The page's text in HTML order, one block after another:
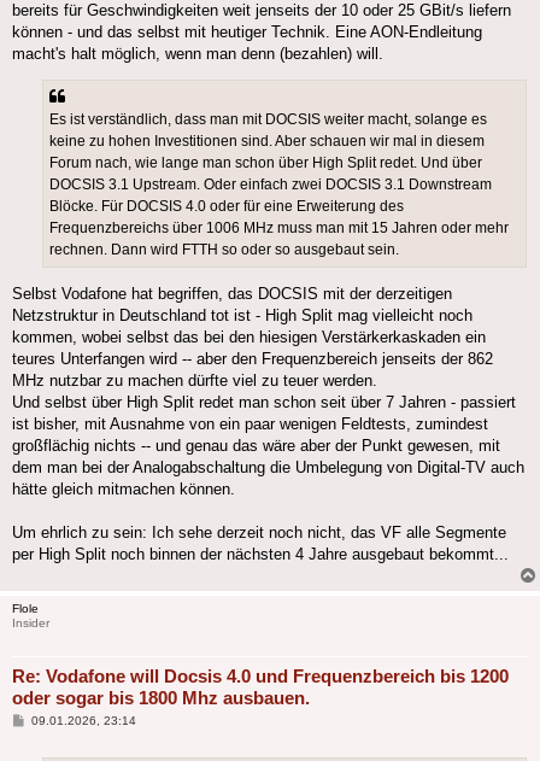
bereits für Geschwindigkeiten weit jenseits der 10 oder 25 GBit/s liefern
können - und das selbst mit heutiger Technik. Eine AON-Endleitung
macht's halt möglich, wenn man denn (bezahlen) will.
Es ist verständlich, dass man mit DOCSIS weiter macht, solange es
keine zu hohen Investitionen sind. Aber schauen wir mal in diesem
Forum nach, wie lange man schon über High Split redet. Und über
DOCSIS 3.1 Upstream. Oder einfach zwei DOCSIS 3.1 Downstream
Blöcke. Für DOCSIS 4.0 oder für eine Erweiterung des
Frequenzbereichs über 1006 MHz muss man mit 15 Jahren oder mehr
rechnen. Dann wird FTTH so oder so ausgebaut sein.
Selbst Vodafone hat begriffen, das DOCSIS mit der derzeitigen
Netzstruktur in Deutschland tot ist - High Split mag vielleicht noch
kommen, wobei selbst das bei den hiesigen Verstärkerkaskaden ein
teures Unterfangen wird -- aber den Frequenzbereich jenseits der 862
MHz nutzbar zu machen dürfte viel zu teuer werden.
Und selbst über High Split redet man schon seit über 7 Jahren - passiert
ist bisher, mit Ausnahme von ein paar wenigen Feldtests, zumindest
großflächig nichts -- und genau das wäre aber der Punkt gewesen, mit
dem man bei der Analogabschaltung die Umbelegung von Digital-TV auch
hätte gleich mitmachen können.
Um ehrlich zu sein: Ich sehe derzeit noch nicht, das VF alle Segmente
per High Split noch binnen der nächsten 4 Jahre ausgebaut bekommt...
Flole
Insider
Re: Vodafone will Docsis 4.0 und Frequenzbereich bis 1200
oder sogar bis 1800 Mhz ausbauen.
Beitrag
09.01.2026, 23:14